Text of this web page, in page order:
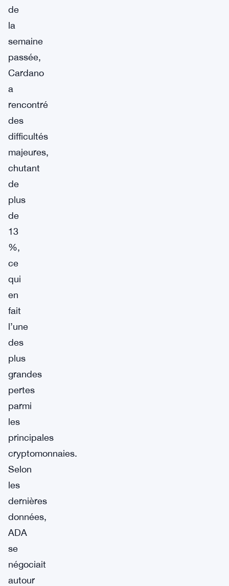
de
la
semaine
passée,
Cardano
a
rencontré
des
difficultés
majeures,
chutant
de
plus
de
13
%,
ce
qui
en
fait
l’une
des
plus
grandes
pertes
parmi
les
principales
cryptomonnaies.
Selon
les
dernières
données,
ADA
se
négociait
autour